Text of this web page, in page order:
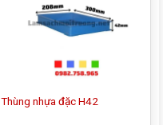
Thùng nhựa đặc H42